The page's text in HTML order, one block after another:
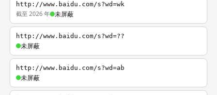
http://www.baidu.com/s?wd=wk
截至 2026 年 未屏蔽
http://www.baidu.com/s?wd=??
未屏蔽
http://www.baidu.com/s?wd=ab
未屏蔽